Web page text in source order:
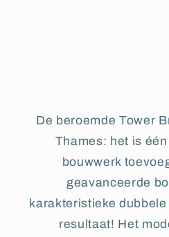
De beroemde Tower
Thames: het is
bouwwerk
geavanceerde
karakteristieke
resultaat! Het